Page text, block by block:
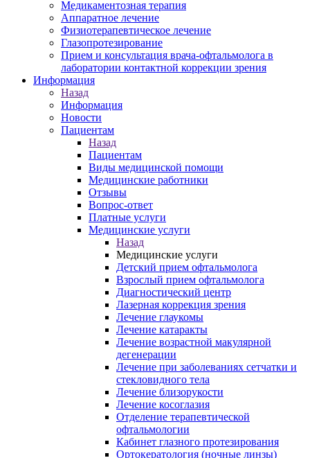
Медикаментозная терапия
Аппаратное лечение
Физиотерапевтическое лечение
Глазопротезирование
Прием и консультация врача-офтальмолога в
лаборатории контактной коррекции зрения
Информация
Назад
Информация
Новости
Пациентам
Назад
Пациентам
Виды медицинской помощи
Медицинские работники
Отзывы
Вопрос-ответ
Платные услуги
Медицинские услуги
Назад
Медицинские услуги
Детский прием офтальмолога
Взрослый прием офтальмолога
Диагностический центр
Лазерная коррекция зрения
Лечение глаукомы
Лечение катаракты
Лечение возрастной макулярной
дегенерации
Лечение при заболеваниях сетчатки и
стекловидного тела
Лечение близорукости
Лечение косоглазия
Отделение терапевтической
офтальмологии
Кабинет глазного протезирования
Ортокератология (ночные линзы)